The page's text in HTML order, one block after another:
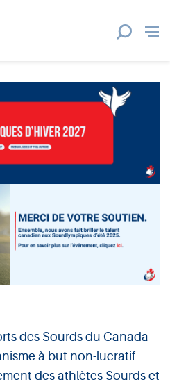
des Sourds du Canada
à but non-lucratif
des athlètes Sourds et